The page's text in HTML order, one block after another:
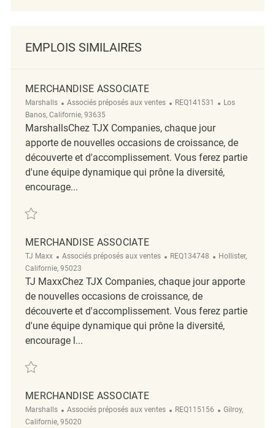
EMPLOIS SIMILAIRES
MERCHANDISE ASSOCIATE
Marshalls Catégorie
Associés préposés aux ventes ReqId
REQ141531 Emplacement
Los
Banos, Californie, 93635
MarshallsChez TJX Companies, chaque jour
apporte de nouvelles occasions de croissance, de
découverte et d'accomplissement. Vous ferez partie
d'une équipe dynamique qui prône la diversité,
encourage...
Sauvegarder Merchandise Associate REQ141531
MERCHANDISE ASSOCIATE
TJ Maxx Catégorie
Associés préposés aux ventes ReqId
REQ134748 Emplacement
Hollister,
Californie, 95023
TJ MaxxChez TJX Companies, chaque jour apporte
de nouvelles occasions de croissance, de
découverte et d'accomplissement. Vous ferez partie
d'une équipe dynamique qui prône la diversité,
encourage l...
Sauvegarder Merchandise Associate REQ134748
MERCHANDISE ASSOCIATE
Marshalls Catégorie
Associés préposés aux ventes ReqId
REQ115156 Emplacement
Gilroy,
Californie, 95020